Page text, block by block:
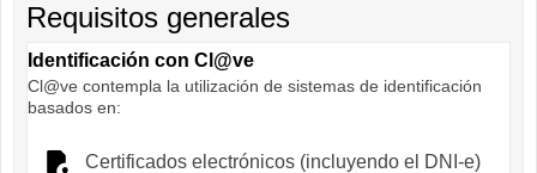
Requisitos generales
Identificación con Cl@ve
Cl@ve contempla la utilización de sistemas de identificación
basados en:
Certificados electrónicos (incluyendo el DNI-e)